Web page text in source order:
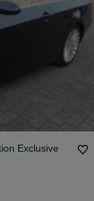
Exclusive